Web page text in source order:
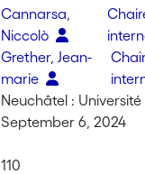
Cannarsa,
Niccolò
Grether, Jean-
marie
Neuchâtel :
September 6, 2024
110